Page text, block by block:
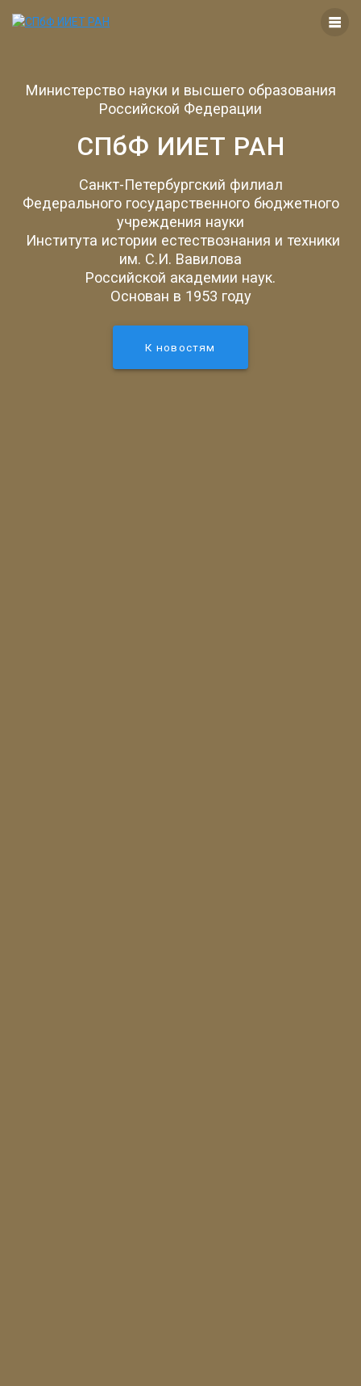
Министерство науки и высшего образования
Российской Федерации
СПбФ ИИЕТ РАН
Санкт-Петербургский филиал
Федерального государственного бюджетного
учреждения науки
Института истории естествознания и техники
им. С.И. Вавилова
Российской академии наук.
Основан в 1953 году
К новостям